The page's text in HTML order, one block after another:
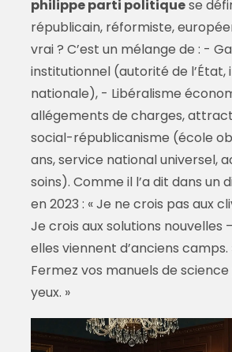
philippe parti politiquese
républicain, réformiste,
vrai ? C’est un mélange de : -
institutionnel (autorité de l’État,
nationale), - Libéralisme
allégements de charges,
social-républicanisme (école
ans, service national universel,
soins). Comme il l’a dit dans un
en 2023 : « Je ne crois pas aux
Je crois aux solutions nouvelles
elles viennent d’anciens camps.
Fermez vos manuels de
yeux. »